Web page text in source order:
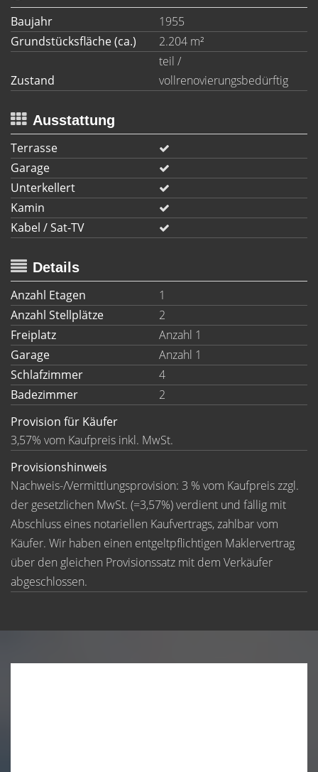
Baujahr
1955
Grundstücksfläche (ca.)
2.204 m²
Zustand
teil /
vollrenovierungsbedürftig
Ausstattung
Terrasse
Garage
Unterkellert
Kamin
Kabel / Sat-TV
Details
Anzahl Etagen
1
Anzahl Stellplätze
2
Freiplatz
Anzahl 1
Garage
Anzahl 1
Schlafzimmer
4
Badezimmer
2
Provision für Käufer
3,57% vom Kaufpreis inkl. MwSt.
Provisionshinweis
Nachweis-/Vermittlungsprovision: 3 % vom Kaufpreis zzgl.
der gesetzlichen MwSt. (=3,57%) verdient und fällig mit
Abschluss eines notariellen Kaufvertrags, zahlbar vom
Käufer. Wir haben einen entgeltpflichtigen Maklervertrag
über den gleichen Provisionssatz mit dem Verkäufer
abgeschlossen.